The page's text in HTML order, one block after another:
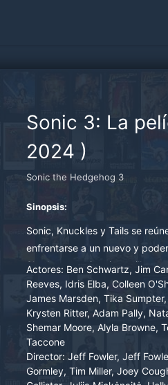
Sonic 3: La
2024 )
Sonic the Hedgehog 3
Sinopsis:
Sonic, Knuckles y Tails se
enfrentarse a un nuevo y
Shadow, un misterioso villano
nunca antes vistos. Con sus
superadas en todos los
Sonic debe buscar una alianza
la esperanza de detener a
el planeta.
Actores: Ben Schwartz, Jim
Reeves, Idris Elba, Colleen
James Marsden, Tika
Krysten Ritter, Adam Pally,
Shemar Moore, Alyla Browne,
Taccone
Director: Jeff Fowler, Jeff
Gormley, Tim Miller, Joey